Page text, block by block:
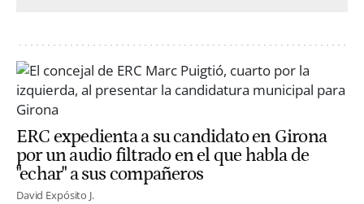
ERC expedienta a su candidato en Girona
por un audio filtrado en el que habla de
"echar" a sus compañeros
David Expósito J.